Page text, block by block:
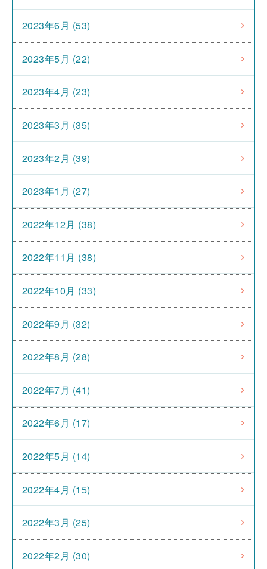
2023年6月 (53)
2023年5月 (22)
2023年4月 (23)
2023年3月 (35)
2023年2月 (39)
2023年1月 (27)
2022年12月 (38)
2022年11月 (38)
2022年10月 (33)
2022年9月 (32)
2022年8月 (28)
2022年7月 (41)
2022年6月 (17)
2022年5月 (14)
2022年4月 (15)
2022年3月 (25)
2022年2月 (30)